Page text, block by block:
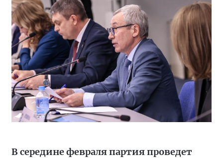
В середине февраля партия проведет